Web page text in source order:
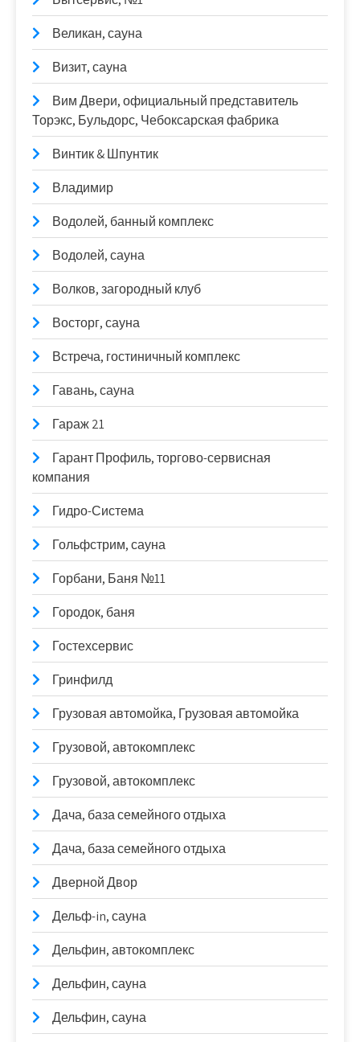
Великан, сауна
Визит, сауна
Вим Двери, официальный представитель
Торэкс, Бульдорс, Чебоксарская фабрика
Винтик & Шпунтик
Владимир
Водолей, банный комплекс
Водолей, сауна
Волков, загородный клуб
Восторг, сауна
Встреча, гостиничный комплекс
Гавань, сауна
Гараж 21
Гарант Профиль, торгово-сервисная
компания
Гидро-Система
Гольфстрим, сауна
Горбани, Баня №11
Городок, баня
Гостехсервис
Гринфилд
Грузовая автомойка, Грузовая автомойка
Грузовой, автокомплекс
Грузовой, автокомплекс
Дача, база семейного отдыха
Дача, база семейного отдыха
Дверной Двор
Дельф-in, сауна
Дельфин, автокомплекс
Дельфин, сауна
Дельфин, сауна